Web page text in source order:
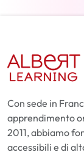
Con sede in
apprendimento
2011, abbiamo
accessibili e di